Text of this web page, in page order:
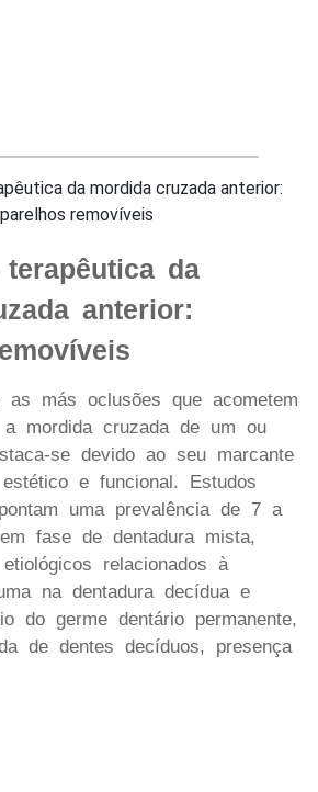
da
anterior:
as más oclusões que acometem
mordida cruzada de um ou
se devido ao seu marcante
e funcional. Estudos
uma prevalência de 7 a
fase de dentadura mista,
relacionados à
na dentadura decídua e
do germe dentário permanente,
de dentes decíduos, presença